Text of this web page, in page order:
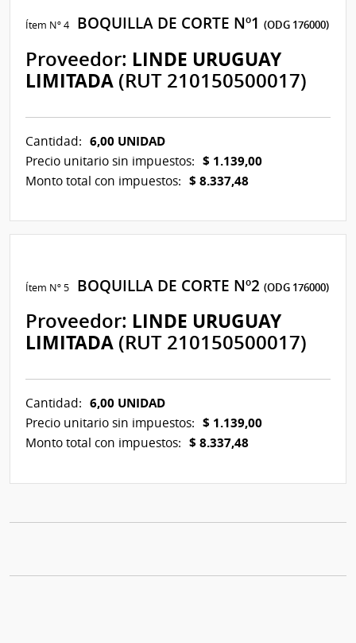
Ítem Nº 4 BOQUILLA DE CORTE Nº1(ODG 176000)
Proveedor: LINDE URUGUAY
LIMITADA (RUT 210150500017)
Cantidad: 6,00 UNIDAD
Precio unitario sin impuestos: $ 1.139,00
Monto total con impuestos: $ 8.337,48
Ítem Nº 5 BOQUILLA DE CORTE Nº2(ODG 176000)
Proveedor: LINDE URUGUAY
LIMITADA (RUT 210150500017)
Cantidad: 6,00 UNIDAD
Precio unitario sin impuestos: $ 1.139,00
Monto total con impuestos: $ 8.337,48